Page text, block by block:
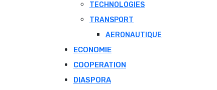
TECHNOLOGIES
TRANSPORT
AERONAUTIQUE
ECONOMIE
COOPERATION
DIASPORA